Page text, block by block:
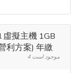
虛擬主機 1GB
利方案) 年繳
4 موجود است